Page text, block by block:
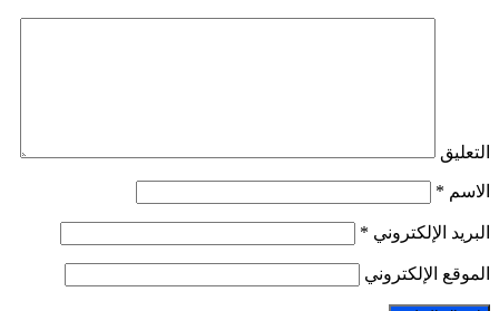
التعليق
الاسم *
البريد الإلكتروني *
الموقع الإلكتروني